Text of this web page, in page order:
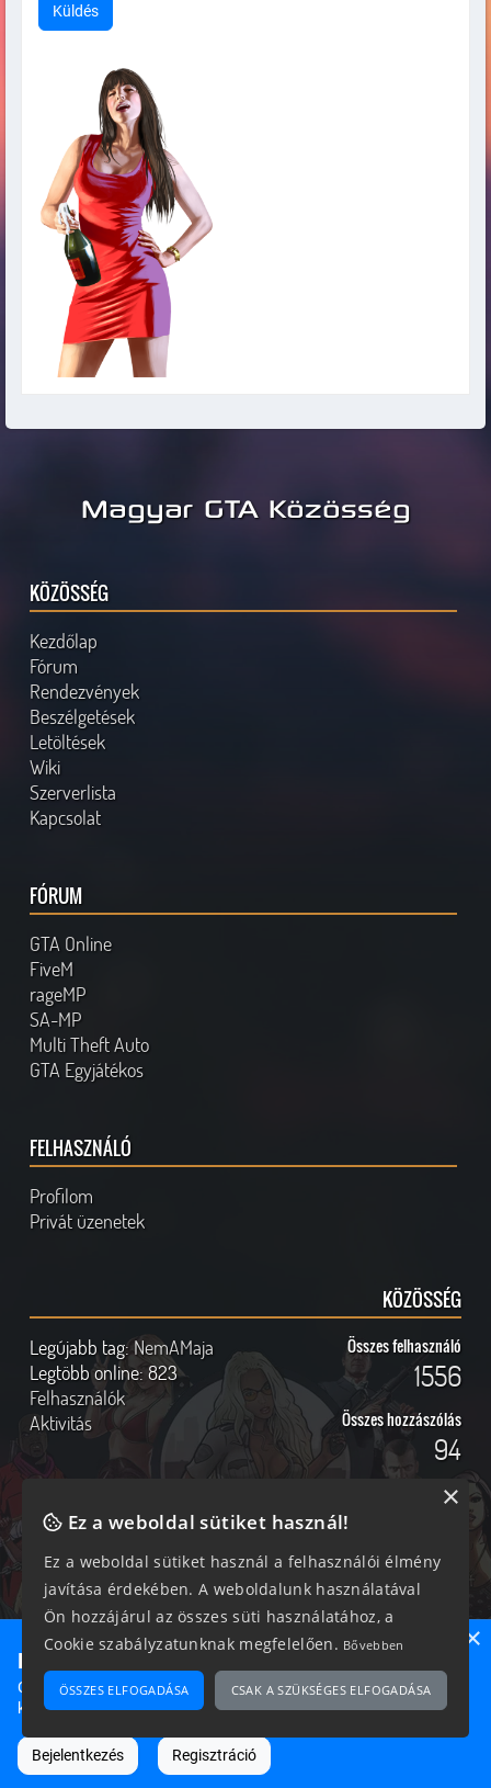
Magyar GTA Közösség
KÖZÖSSÉG
Kezdőlap
Fórum
Rendezvények
Beszélgetések
Letöltések
Wiki
Szerverlista
Kapcsolat
FÓRUM
GTA Online
FiveM
rageMP
SA-MP
Multi Theft Auto
GTA Egyjátékos
FELHASZNÁLÓ
Profilom
Privát üzenetek
KÖZÖSSÉG
Legújabb tag:NemAMaja
Legtöbb online:823
Felhasználók
Aktivitás
Összes felhasználó
1556
Összes hozzászólás
94
Online felhasználók
233 vendég, 0 tag
Kövess Minket!
2026 © Magyar GTA Közösség
hozzájárulásával és a forrás megjelölésével használhatóak fel.
Ne maradj le semmiről!
Csatlakozz most hozzánk, hogy megtudd, milyen egy igazi
közösséghez tartozni!
Bejelentkezés Regisztráció
×
Ez a weboldal sütiket használ!
Ez a weboldal sütiket használ a felhasználói élmény
javítása érdekében. A weboldalunk használatával
Ön hozzájárul az összes süti használatához, a
Cookie szabályzatunknak megfelelően. Bővebben
ÖSSZES ELFOGADÁSA CSAK A SZÜKSÉGES ELFOGADÁSA
×